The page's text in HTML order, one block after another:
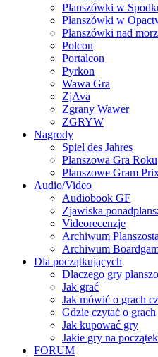
Planszówki w
Planszówki w
Planszówki nad
Polcon
Portalcon
Pyrkon
Wawa Gra
ZjAva
Zgrany Wawer
ZGRYW
Nagrody
Spiel des Jahres
Planszowa Gra Roku
Planszowe Gram
Audio/Video
Audiobook GF
Zjawiska
Videorecenzje
Archiwum
Archiwum
Dla początkujących
Dlaczego gry
Jak grać
Jak mówić o grach
Gdzie czytać o grach
Jak kupować gry
Jakie gry na początek
FORUM